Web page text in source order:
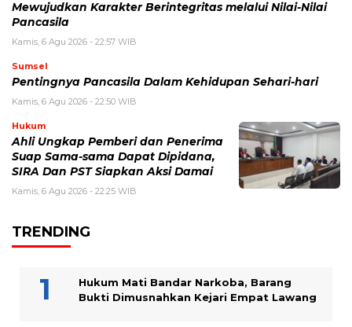
Mewujudkan Karakter Berintegritas melalui Nilai-Nilai
Pancasila
Kamis, 6 Agu 2026 - 22:57 WIB
Sumsel
Pentingnya Pancasila Dalam Kehidupan Sehari-hari
Kamis, 6 Agu 2026 - 22:50 WIB
Hukum
Ahli Ungkap Pemberi dan Penerima
Suap Sama-sama Dapat Dipidana,
SIRA Dan PST Siapkan Aksi Damai
Kamis, 6 Agu 2026 - 22:25 WIB
TRENDING
Hukum Mati Bandar Narkoba, Barang
Bukti Dimusnahkan Kejari Empat Lawang